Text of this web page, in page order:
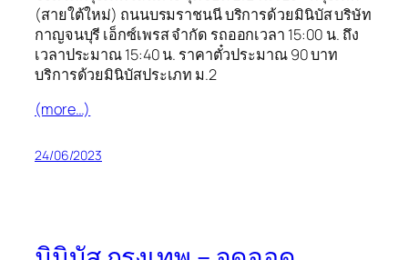
(สายใต้ใหม่) ถนนบรมราชนนี บริการด้วยมินิบัส บริษัท
กาญจนบุรี เอ็กซ์เพรส จำกัด รถออกเวลา 15:00 น. ถึง
เวลาประมาณ 15:40 น. ราคาตั๋วประมาณ 90 บาท
บริการด้วยมินิบัสประเภท ม.2
(more…)
24/06/2023